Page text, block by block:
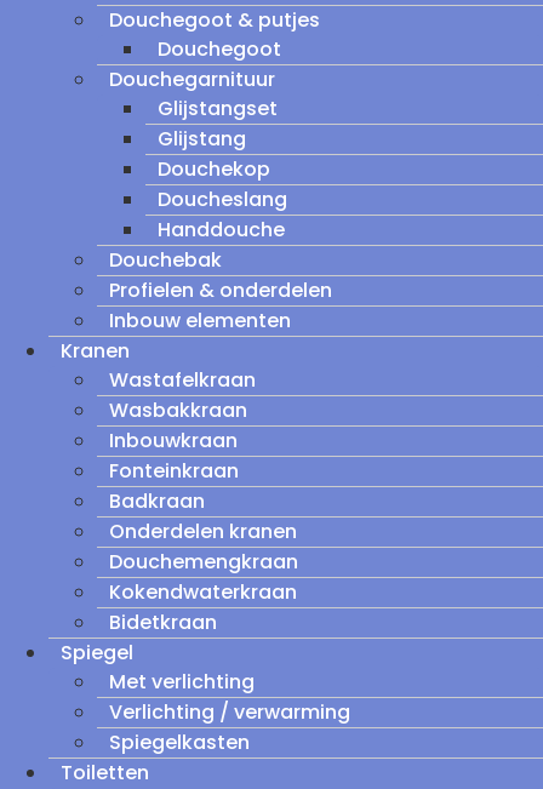
Douchegoot & putjes
Douchegoot
Douchegarnituur
Glijstangset
Glijstang
Douchekop
Doucheslang
Handdouche
Douchebak
Profielen & onderdelen
Inbouw elementen
Kranen
Wastafelkraan
Wasbakkraan
Inbouwkraan
Fonteinkraan
Badkraan
Onderdelen kranen
Douchemengkraan
Kokendwaterkraan
Bidetkraan
Spiegel
Met verlichting
Verlichting / verwarming
Spiegelkasten
Toiletten